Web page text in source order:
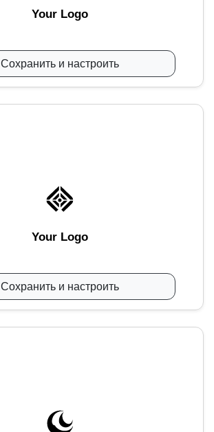
Your Logo
Сохранить и настроить
Your Logo
Сохранить и настроить